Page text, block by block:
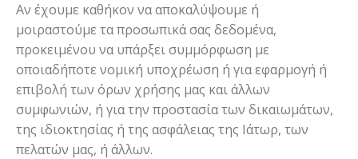
Αν έχουμε καθήκον να αποκαλύψουμε ή
μοιραστούμε τα προσωπικά σας δεδομένα,
προκειμένου να υπάρξει συμμόρφωση με
οποιαδήποτε νομική υποχρέωση ή για εφαρμογή ή
επιβολή των όρων χρήσης μας και άλλων
συμφωνιών, ή για την προστασία των δικαιωμάτων,
της ιδιοκτησίας ή της ασφάλειας της Ιάτωρ, των
πελατών μας, ή άλλων.